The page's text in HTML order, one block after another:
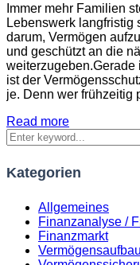
Immer mehr Familien
Lebenswerk langfristig
darum, Vermögen
und geschützt an die
ist der
je. Denn wer frühzeitig
Read more
Kategorien
Allgemeines
Finanzanalyse /
Finanzmarkt
Vermögensaufbau